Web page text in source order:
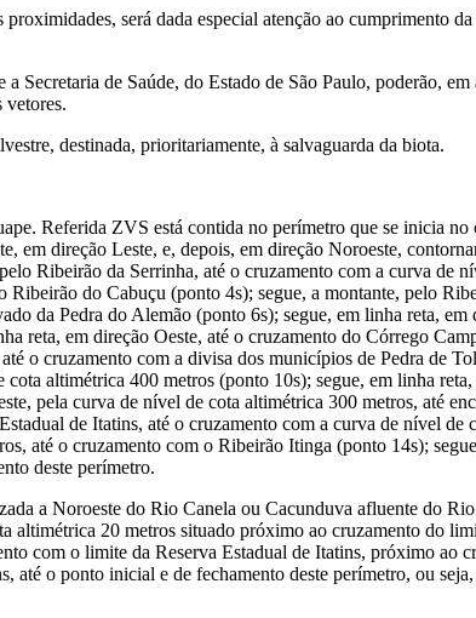
será dada especial atenção ao cumprimento
Secretaria de Saúde, do Estado de São Paulo, poderão,
destinada, prioritariamente, à salvaguarda da biota.
Referida ZVS está contida no perímetro que se inicia
direção Leste, e, depois, em direção Noroeste,
Ribeirão da Serrinha, até o cruzamento com a curva de
do Cabuçu (ponto 4s); segue, a montante, pelo
da Pedra do Alemão (ponto 6s); segue, em linha reta, em
reta, em direção Oeste, até o cruzamento do Córrego
o cruzamento com a divisa dos municípios de Pedra de
altimétrica 400 metros (ponto 10s); segue, em linha
pela curva de nível de cota altimétrica 300 metros, até
de Itatins, até o cruzamento com a curva de nível
até o cruzamento com o Ribeirão Itinga (ponto 14s);
deste perímetro.
a Noroeste do Rio Canela ou Cacunduva afluente do
20 metros situado próximo ao cruzamento do
com o limite da Reserva Estadual de Itatins, próximo ao
o ponto inicial e de fechamento deste perímetro, ou